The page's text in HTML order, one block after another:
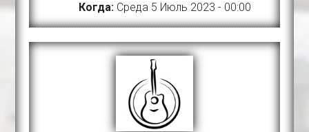
Когда: Среда 5 Июль 2023 - 00:00